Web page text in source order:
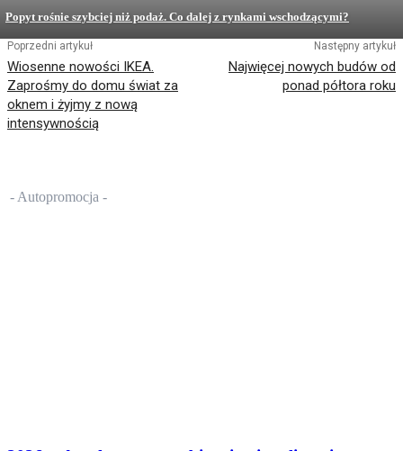
Popyt rośnie szybciej niż podaż. Co dalej z rynkami wschodzącymi?
Poprzedni artykuł
Wiosenne nowości IKEA.
Zaprośmy do domu świat za
oknem i żyjmy z nową
intensywnością
Następny artykuł
Najwięcej nowych budów od
ponad półtora roku
- Autopromocja -